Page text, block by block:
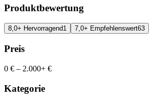
Produktbewertung
8,0+ Hervorragend1 7,0+ Empfehlenswert63
Preis
0 € – 2.000+ €
Kategorie